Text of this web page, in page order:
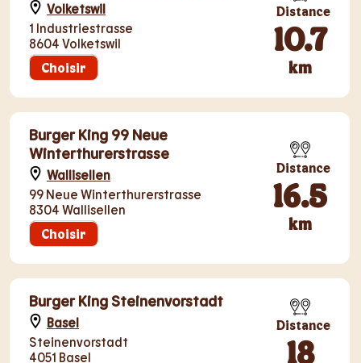
Volketswil
1 Industriestrasse
8604 Volketswil
Choisir
Distance
10.7
km
Burger King 99 Neue
Winterthurerstrasse
Wallisellen
99 Neue Winterthurerstrasse
8304 Wallisellen
Choisir
Distance
16.5
km
Burger King Steinenvorstadt
Basel
Steinenvorstadt
4051 Basel
Distance
18